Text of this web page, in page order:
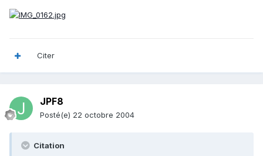
Citer
JPF8
Posté(e) 22 octobre 2004
Citation